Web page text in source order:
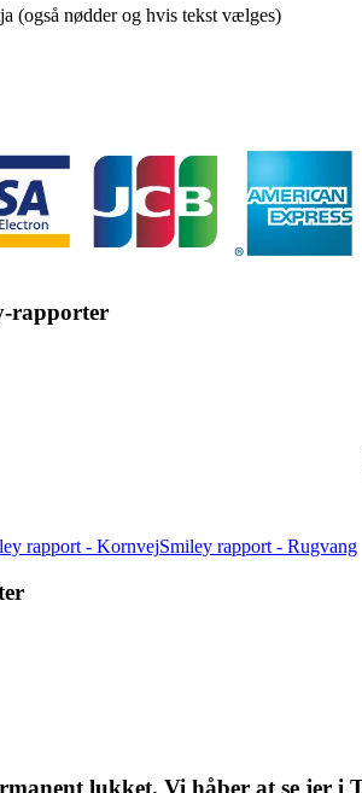
(også nødder og hvis tekst vælges)
rapporter
rapport - KornvejSmiley rapport - Rugvang